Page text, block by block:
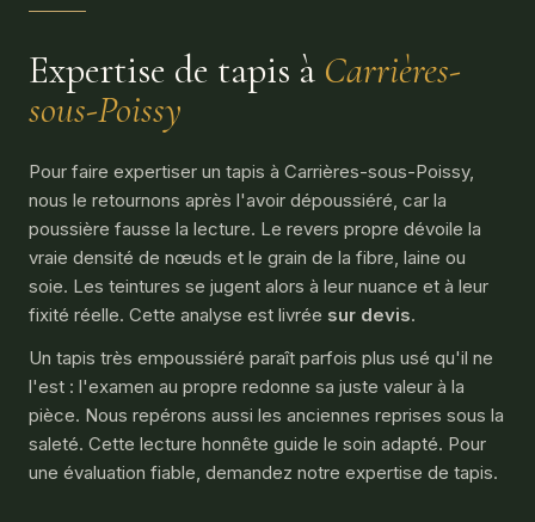
Expertise de tapis à Carrières-
sous-Poissy
Pour faire expertiser un tapis à Carrières-sous-Poissy,
nous le retournons après l'avoir dépoussiéré, car la
poussière fausse la lecture. Le revers propre dévoile la
vraie densité de nœuds et le grain de la fibre, laine ou
soie. Les teintures se jugent alors à leur nuance et à leur
fixité réelle. Cette analyse est livrée sur devis.
Un tapis très empoussiéré paraît parfois plus usé qu'il ne
l'est : l'examen au propre redonne sa juste valeur à la
pièce. Nous repérons aussi les anciennes reprises sous la
saleté. Cette lecture honnête guide le soin adapté. Pour
une évaluation fiable, demandez notre expertise de tapis.